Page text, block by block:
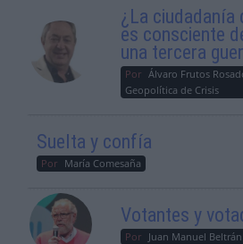
¿La ciudadanía
es consciente
una tercera
Por Álvaro Frutos
Geopolítica de Crisis
Suelta y confía
Por María Comesaña
Votantes y
Por Juan Manuel Beltrán